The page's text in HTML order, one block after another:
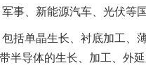
事、新能源汽车、光伏等
括单晶生长、衬底加工、
半导体的生长、加工、外